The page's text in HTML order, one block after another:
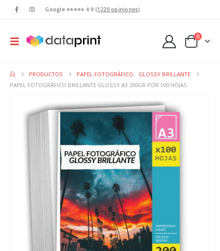
Google ⭐⭐⭐⭐⭐ 4.9 (1220 opiniones)
0
PRODUCTOS PAPEL FOTOGRÁFICO,
GLOSSY BRILLANTE
PAPEL FOTOGRÁFICO BRILLANTE GLOSSY A3 200GR POR 100 HOJAS